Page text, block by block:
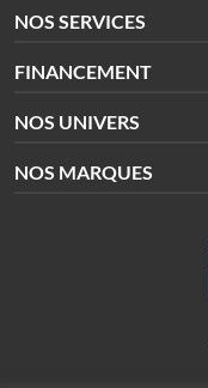
NOS SERVICES
FINANCEMENT
NOS UNIVERS
NOS MARQUES